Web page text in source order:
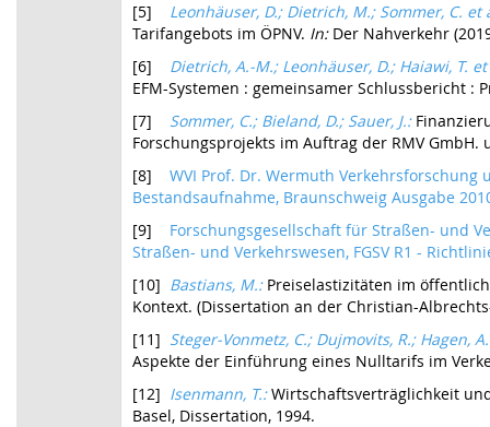
[5] Leonhäuser, D.; Dietrich, M.; Sommer, C. et
Tarifangebots im ÖPNV. In: Der Nahverkehr
[6] Dietrich, A.-M.; Leonhäuser, D.; Haiawi, T.
EFM-Systemen : gemeinsamer Schlussbericht :
[7] Sommer, C.; Bieland, D.; Sauer, J.:
Forschungsprojekts im Auftrag der RMV GmbH.
[8] WVI Prof. Dr. Wermuth
Bestandsaufnahme, Braunschweig Ausgabe
[9] Forschungsgesellschaft für Straßen- und
Straßen- und Verkehrswesen, FGSV R1 -
[10] Bastians, M.: Preiselastizitäten im
Kontext. (Dissertation an der Christian-
[11] Steger-Vonmetz, C.; Dujmovits, R.; Hagen,
Aspekte der Einführung eines Nulltarifs im
[12] Isenmann, T.:Wirtschaftsverträglichkeit
Basel, Dissertation, 1994.